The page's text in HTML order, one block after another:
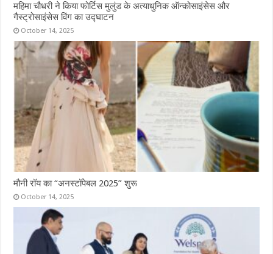
महिमा चौधरी ने किया फोर्टिस मुलुंड के अत्याधुनिक ऑन्कोसाइंसेस और
गैस्ट्रोसाइंसेस विंग का उद्घाटन
October 14, 2025
मौनी रॉय का “अनस्टॉपेबल 2025” शुरू
October 14, 2025